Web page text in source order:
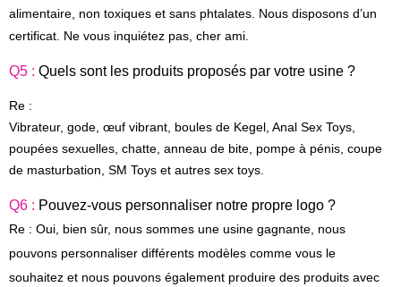
alimentaire, non toxiques et sans phtalates. Nous disposons d’un
certificat. Ne vous inquiétez pas, cher ami.
Q5 : Quels sont les produits proposés par votre usine ?
Re :
Vibrateur, gode, œuf vibrant, boules de Kegel, Anal Sex Toys,
poupées sexuelles, chatte, anneau de bite, pompe à pénis, coupe
de masturbation, SM Toys et autres sex toys
Q6 : Pouvez-vous personnaliser notre propre logo ?
Re : Oui, bien sûr, nous sommes une usine gagnante, nous
pouvons personnaliser différents modèles comme vous le
souhaitez et nous pouvons également produire des produits avec